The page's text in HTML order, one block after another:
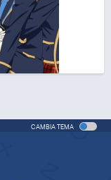
CAMBIA TEMA